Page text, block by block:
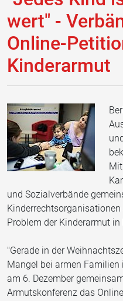
wert" -
Online-
Kinderarmut
und Sozialverbände
Problem der Kinderarmut
"Gerade in der
Mangel bei armen Familien
am 6. Dezember
Armutskonferenz das